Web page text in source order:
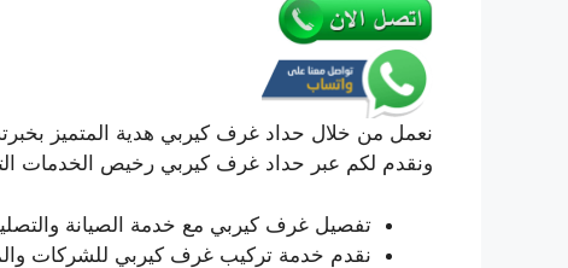
نعمل من خلال حداد غرف كيربي هدية المتميز بخبرته
ونقدم لكم عبر حداد غرف كيربي رخيص الخدمات
تفصيل غرف كيربي مع خدمة الصيانة
نقدم خدمة تركيب غرف كيربي للشركات